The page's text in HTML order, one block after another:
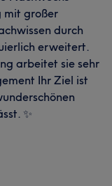
mit großer
durch
erweitert.
arbeitet sie sehr
Ihr Ziel ist
✨